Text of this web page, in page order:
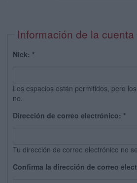
Información de la cuenta
Nick: *
Los espacios están permitidos, pero
no.
Dirección de correo electrónico: *
Tu dirección de correo electrónico no
Confirma la dirección de correo